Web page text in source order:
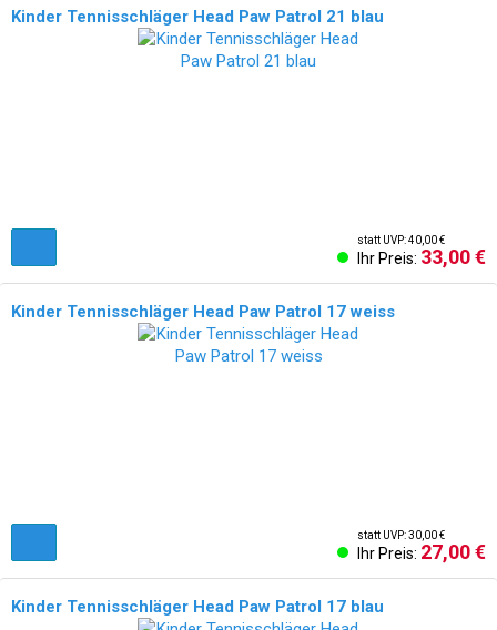
Kinder Tennisschläger Head Paw Patrol 21 blau
statt UVP: 40,00 €
Ihr Preis: 33,00 €
Kinder Tennisschläger Head Paw Patrol 17 weiss
statt UVP: 30,00 €
Ihr Preis: 27,00 €
Kinder Tennisschläger Head Paw Patrol 17 blau